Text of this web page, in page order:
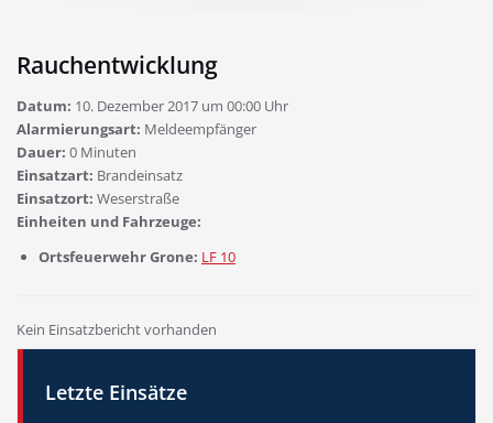
Rauchentwicklung
Datum: 10. Dezember 2017 um 00:00 Uhr
Alarmierungsart: Meldeempfänger
Dauer: 0 Minuten
Einsatzart: Brandeinsatz
Einsatzort: Weserstraße
Einheiten und Fahrzeuge:
Ortsfeuerwehr Grone: LF 10
Kein Einsatzbericht vorhanden
Letzte Einsätze